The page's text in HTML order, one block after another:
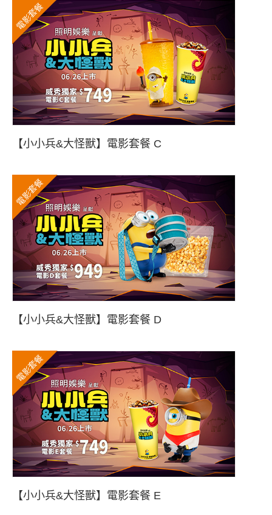
電影套餐
【小小兵&大怪獸】電影套餐 C
電影套餐
【小小兵&大怪獸】電影套餐 D
電影套餐
【小小兵&大怪獸】電影套餐 E